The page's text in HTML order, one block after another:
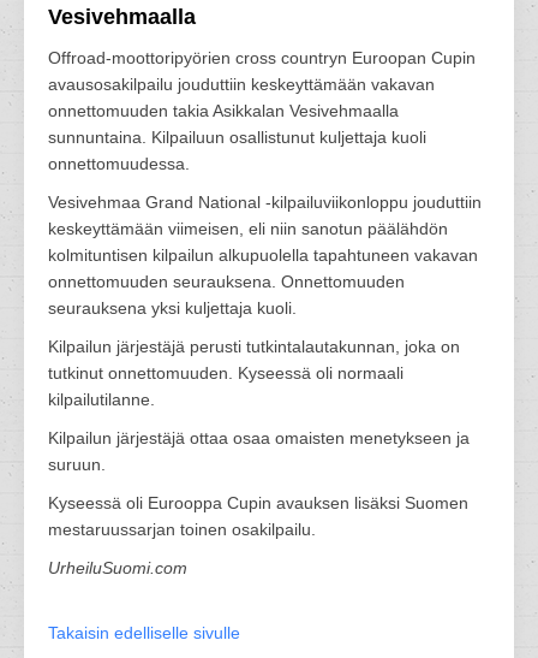
Vesivehmaalla
Offroad-moottoripyörien cross countryn Euroopan Cupin
avausosakilpailu jouduttiin keskeyttämään vakavan
onnettomuuden takia Asikkalan Vesivehmaalla
sunnuntaina. Kilpailuun osallistunut kuljettaja kuoli
onnettomuudessa.
Vesivehmaa Grand National -kilpailuviikonloppu jouduttiin
keskeyttämään viimeisen, eli niin sanotun päälähdön
kolmituntisen kilpailun alkupuolella tapahtuneen vakavan
onnettomuuden seurauksena. Onnettomuuden
seurauksena yksi kuljettaja kuoli.
Kilpailun järjestäjä perusti tutkintalautakunnan, joka on
tutkinut onnettomuuden. Kyseessä oli normaali
kilpailutilanne.
Kilpailun järjestäjä ottaa osaa omaisten menetykseen ja
suruun.
Kyseessä oli Eurooppa Cupin avauksen lisäksi Suomen
mestaruussarjan toinen osakilpailu.
UrheiluSuomi.com
Takaisin edelliselle sivulle